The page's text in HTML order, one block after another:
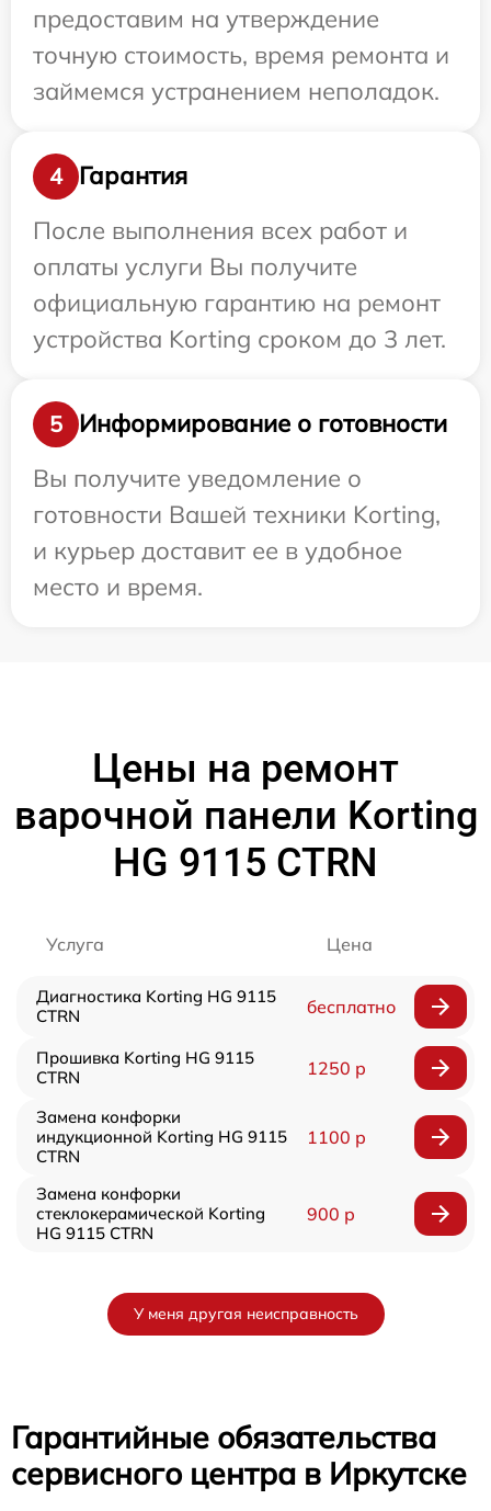
предоставим на утверждение
точную стоимость, время ремонта и
займемся устранением неполадок.
4
Гарантия
После выполнения всех работ и
оплаты услуги Вы получите
официальную гарантию на ремонт
устройства Korting сроком до 3 лет.
5
Информирование о готовности
Вы получите уведомление о
готовности Вашей техники Korting,
и курьер доставит ее в удобное
место и время.
Цены на ремонт
варочной панели Korting
HG 9115 CTRN
Услуга Цена
Диагностика Korting HG 9115
CTRN
бесплатно
Прошивка Korting HG 9115
CTRN
1250 р
Замена конфорки
индукционной Korting HG 9115
CTRN
1100 р
Замена конфорки
стеклокерамической Korting
HG 9115 CTRN
900 р
У меня другая неисправность
Гарантийные обязательства
сервисного центра в Иркутске